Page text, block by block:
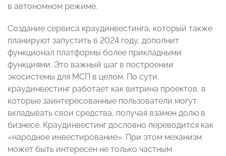
в автономном режиме.
Создание сервиса краудинвестинга, который также
планируют запустить в 2024 году, дополнит
функционал платформы более прикладными
функциями. Это важный шаг в построении
экосистемы для МСП в целом. По сути,
краудинвестинг работает как витрина проектов, в
которые заинтересованные пользователи могут
вкладывать свои средства, получая взамен долю в
бизнесе. Краудинвестинг дословно переводится как
«народное инвестирование». При этом механизм
может быть интересен не только частным